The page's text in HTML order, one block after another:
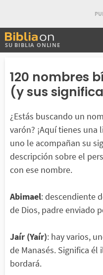
SU BIBLIA ONLINE
Buscar
en
120 nombres
(y sus
¿Estás buscando un
varón? ¡Aquí tienes una
uno le acompañan su
descripción sobre el
con ese nombre.
Abimael: descendiente
de Dios, padre enviado
Jaír (Yaír): hay varios,
de Manasés. Significa
bordará.